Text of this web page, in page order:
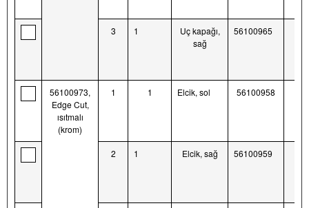
3 1
Uç kapağı,
sağ
56100965
56100973,
Edge Cut,
ısıtmalı
(krom)
1 1 Elcik, sol 56100958
2 1 Elcik, sağ 56100959